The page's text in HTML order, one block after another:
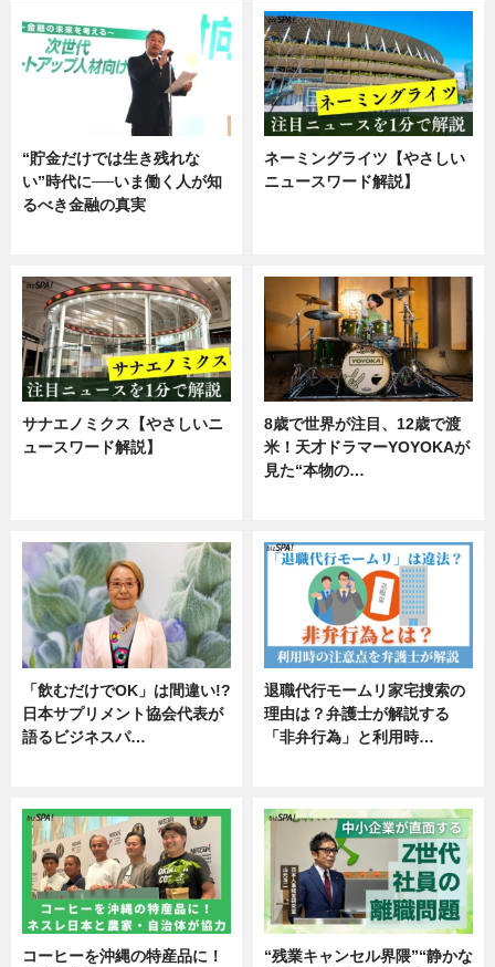
“貯金だけでは生き残れな
い”時代に──いま働く人が知
るべき金融の真実
ネーミングライツ【やさしい
ニュースワード解説】
サナエノミクス【やさしいニ
ュースワード解説】
8歳で世界が注目、12歳で渡
米！天才ドラマーYOYOKAが
見た“本物の…
「飲むだけでOK」は間違い!?
日本サプリメント協会代表が
語るビジネスパ…
退職代行モームリ家宅捜索の
理由は？弁護士が解説する
「非弁行為」と利用時…
コーヒーを沖縄の特産品に！
“残業キャンセル界隈”“静かな